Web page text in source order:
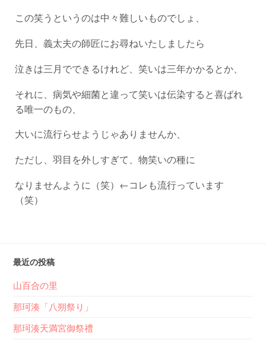
この笑うというのは中々難しいものでしょ、
先日、義太夫の師匠にお尋ねいたしましたら
泣きは三月でできるけれど、笑いは三年かかるとか、
それに、病気や細菌と違って笑いは伝染すると喜ばれ
る唯一のもの、
大いに流行らせようじゃありませんか、
ただし、羽目を外しすぎて、物笑いの種に
なりませんように（笑）←コレも流行っています
（笑）
最近の投稿
山百合の里
那珂湊「八朔祭り」
那珂湊天満宮御祭禮